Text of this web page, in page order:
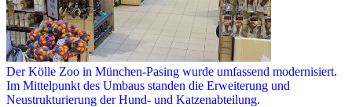
Der Kölle Zoo in München-Pasing wurde umfassend modernisiert.
Im Mittelpunkt des Umbaus standen die Erweiterung und
Neustrukturierung der Hund- und Katzenabteilung.